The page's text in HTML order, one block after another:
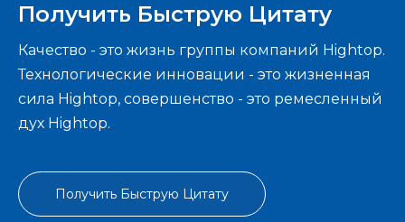
Получить Быструю Цитату
Качество - это жизнь группы компаний Hightop.
Технологические инновации - это жизненная
сила Hightop, совершенство - это ремесленный
дух Hightop.
Получить Быструю Цитату